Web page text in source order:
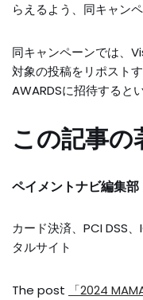
らえるよう、同キャン
同キャンペーンでは、
対象の投稿をリポスト
AWARDSに招待するとい
この記事の
ペイメントナビ編集部
カード決済、PCI DSS
タルサイト
The post
「2024